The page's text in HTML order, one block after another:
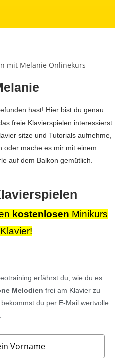
hast! Hier bist du genau
freie Klavierspielen interessierst.
sitze und Tutorials aufnehme,
oder mache es mir mit einem
auf dem Balkon gemütlich.
kostenlosen Minikurs
Klavier!
erfährst du, wie du es
Melodien frei am Klavier zu
du per E-Mail wertvolle